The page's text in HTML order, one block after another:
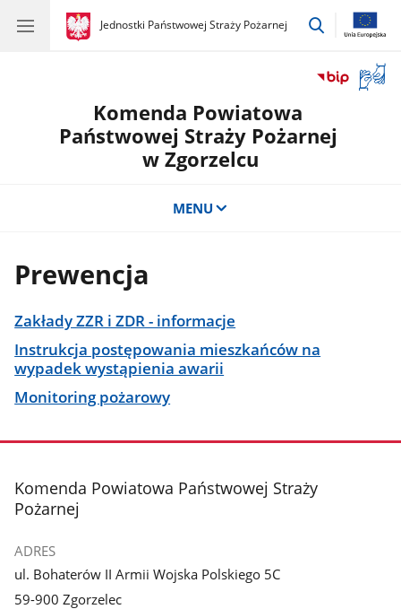
gov.pl
Jednostki Państwowej Straży Pożarnej
gov.pl
Jednostki
przejdź
okno
Komenda Powiatowa
Państwowej Straży Pożarnej
w Zgorzelcu
MENU
Prewencja
Zakłady ZZR i ZDR - informacje
Instrukcja postępowania mieszkańców na
wypadek wystąpienia awarii
Monitoring pożarowy
stopka
Komenda Powiatowa Państwowej Straży
Pożarnej
ADRES
ul. Bohaterów II Armii Wojska Polskiego 5C
59-900 Zgorzelec